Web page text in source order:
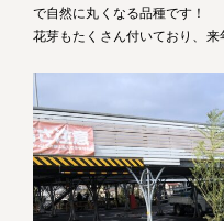
で自然に丸くなる品種です！
花芽もたくさん付いており、来